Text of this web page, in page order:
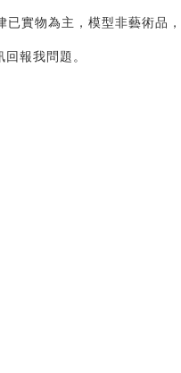
實物為主，模型非藝術
報我問題。